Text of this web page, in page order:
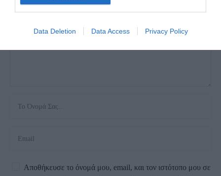
Data Deletion Data Access Privacy Policy
Αποθήκευσε το όνομά μου, email, και τον ιστότοπο μου σε